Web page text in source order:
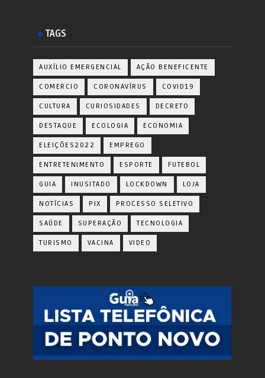
TAGS
AUXÍLIO EMERGENCIAL AÇÃO BENEFICENTE
COMERCIO CORONAVÍRUS COVID19
CULTURA CURIOSIDADES DECRETO
DESTAQUE ECOLOGIA ECONOMIA
ELEIÇÕES2022 EMPREGO
ENTRETENIMENTO ESPORTE FUTEBOL
GUIA INUSITADO LOCKDOWN LOJA
NOTÍCIAS PIX PROCESSO SELETIVO
SAÚDE SUPERAÇÃO TECNOLOGIA
TURISMO VACINA VIDEO